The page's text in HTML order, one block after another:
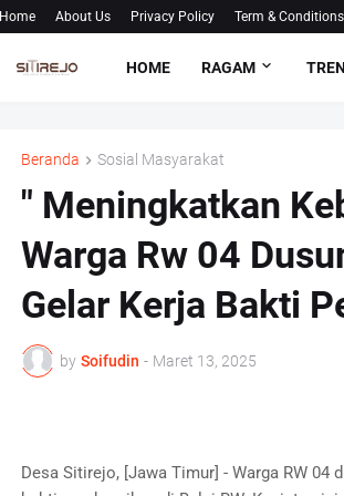
Home About Us Privacy Policy Term & Conditions
HOME RAGAM
Beranda Sosial Masyarakat
" Meningkatkan
Warga Rw 04
Gelar Kerja Bakti
by Soifudin - Maret 13, 2025
Desa Sitirejo, [Jawa Timur] - Warga RW